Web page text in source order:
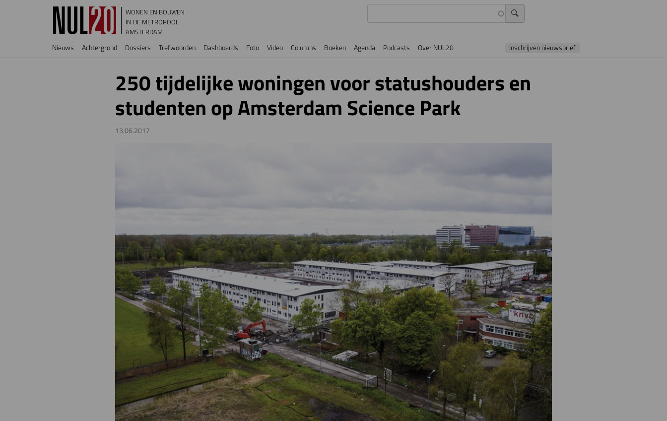
Overslaan en naar de inhoud gaan
WONEN EN BOUWEN
IN DE METROPOOL
AMSTERDAM
Hoofdnavigatie
Nieuws Achtergrond Dossiers Trefwoorden Dashboards Foto Video Columns Boeken Agenda Podcasts Over NUL20 Inschrijven nieuwsbrief
250 tijdelijke woningen voor statushouders en
studenten op Amsterdam Science Park
13.06.2017